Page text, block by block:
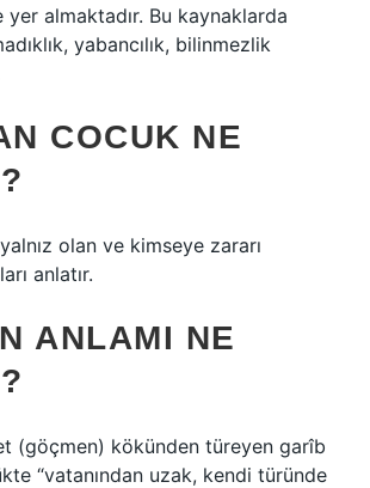
yer almaktadır. Bu kaynaklarda
yabancılık, bilinmezlik
COCUK NE
olan ve kimseye zararı
anlatır.
ANLAMI NE
(göçmen) kökünden türeyen garîb
“vatanından uzak, kendi türünde